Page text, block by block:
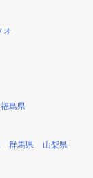
オ
福島県
群馬県 山梨県